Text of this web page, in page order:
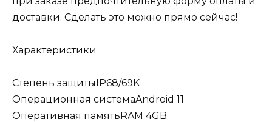
доставки. Сделать это можно прямо сейчас!
Характеристики
Степень защитыIP68/69K
Операционная системаAndroid 11
Оперативная памятьRAM 4GB